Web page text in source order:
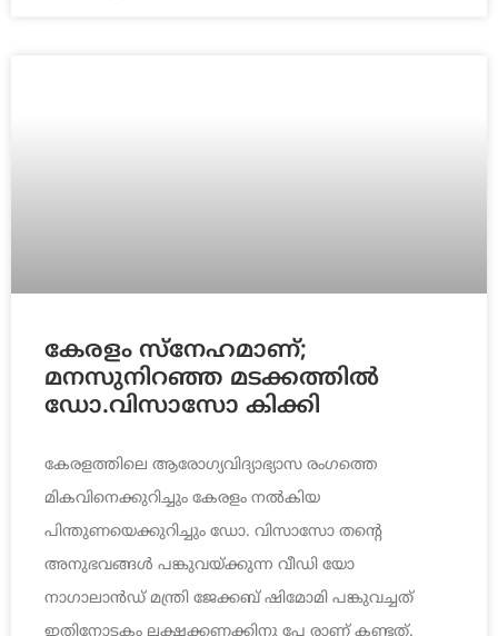
കേരളം സ്നേഹമാണ്;
മനസുനിറഞ്ഞ മടക്കത്തില്‍
ഡോ.വിസാസോ കിക്കി
കേരളത്തിലെ ആരോഗ്യവിദ്യാഭ്യാസ രംഗത്തെ
മികവിനെക്കുറിച്ചും കേരളം നല്‍കിയ
പിന്തുണയെക്കുറിച്ചും ഡോ. വിസാസോ തന്റെ
അനുഭവങ്ങള്‍ പങ്കുവയ്ക്കുന്ന വീഡി യോ
നാഗാലാന്‍ഡ് മന്ത്രി ജേക്കബ് ഷിമോമി പങ്കുവച്ചത്